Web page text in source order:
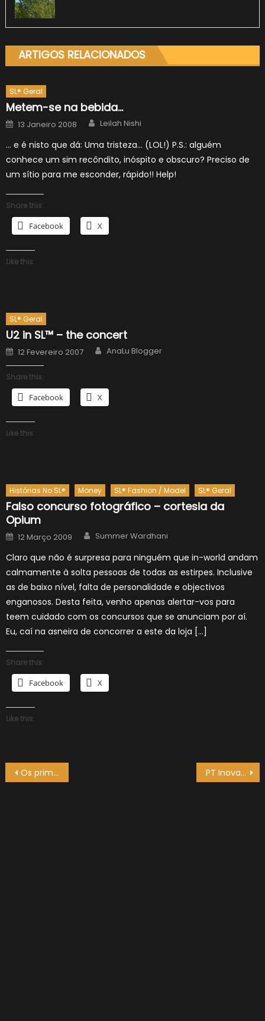
ARTIGOS RELACIONADOS
SL® Geral
Metem-se na bebida…
Posted
on
13 Janeiro 2008 Author
Leilah Nishi
… e é nisto que dá: Uma tristeza… (LOL!) P.S.: alguém
conhece um sim recôndito, inóspito e obscuro? Preciso de
um sítio para me esconder, rápido!! Help!
Share this:
Facebook X
Like this:
SL® Geral
U2 in SL™ – the concert
Posted
on
12 Fevereiro 2007 Author
AnaLu Blogger
Share this:
Facebook X
Like this:
Histórias No SL® Money SL® Fashion / Model SL® Geral
Falso concurso fotográfico – cortesia da
Opium
Posted
on
12 Março 2009 Author
Summer Wardhani
Claro que não é surpresa para ninguém que in-world andam
calmamente à solta pessoas de todas as estirpes. Inclusive
as de baixo nível, falta de personalidade e objectivos
enganosos. Desta feita, venho apenas alertar-vos para
teem cuidado com os concursos que se anunciam por aí.
Eu, caí na asneira de concorrer a este da loja […]
Share this:
Facebook X
Like this:
Navegação
Os prims e o Havok 4 PT Inovação no SL